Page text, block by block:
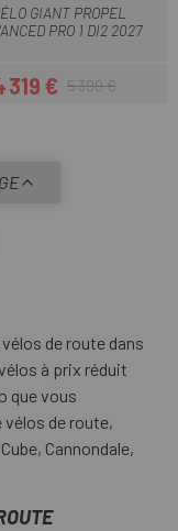
GIANT PROPEL
PRO 1 DI2 2027
Prix
319 €Prix habituel
5 399 €
de route dans
à prix réduit
que vous
de route,
Cannondale,